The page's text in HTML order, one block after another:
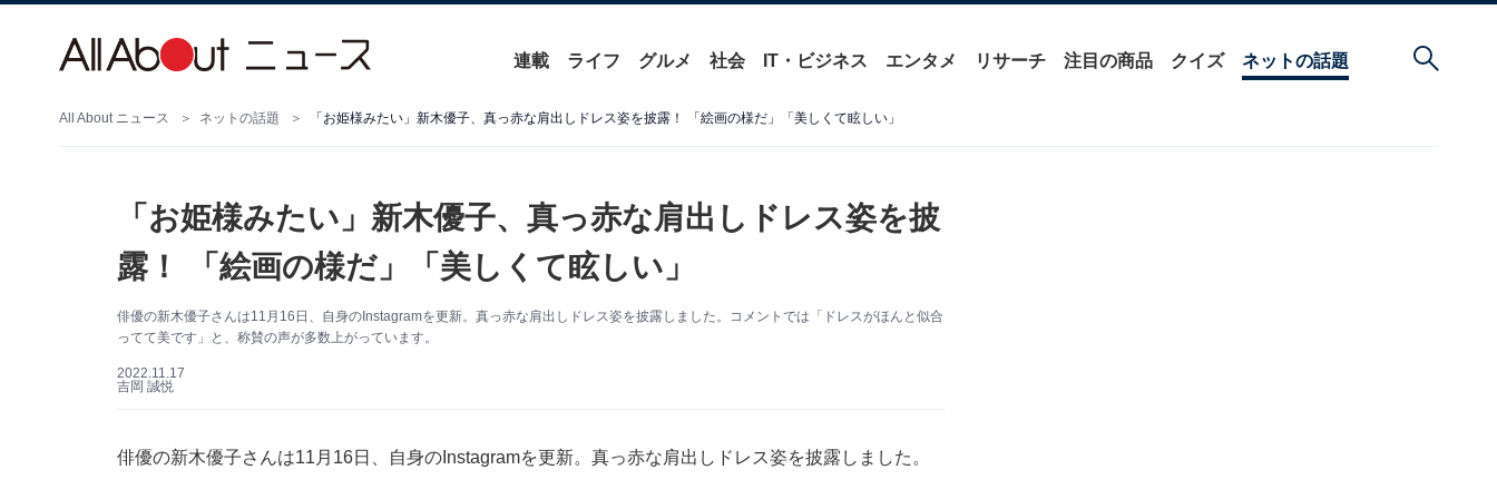
連載 ライフ グルメ 社会 IT・ビジネス エンタメ リサーチ 注目の商品 クイズ ネットの話題
All About ニュース ネットの話題 「お姫様みたい」新木優子、真っ赤な肩出しドレス姿を披露！ 「絵画の様だ」「美しくて眩しい」
「お姫様みたい」新木優子、真っ赤な肩出しドレス姿を披
露！ 「絵画の様だ」「美しくて眩しい」
俳優の新木優子さんは11月16日、自身のInstagramを更新。真っ赤な肩出しドレス姿を披露しました。コメントでは「ドレスがほんと似合
ってて美です」と、称賛の声が多数上がっています。
2022.11.17
吉岡 誠悦
俳優の新木優子さんは11月16日、自身のInstagramを更新。真っ赤な肩出しドレス姿を披露しました。